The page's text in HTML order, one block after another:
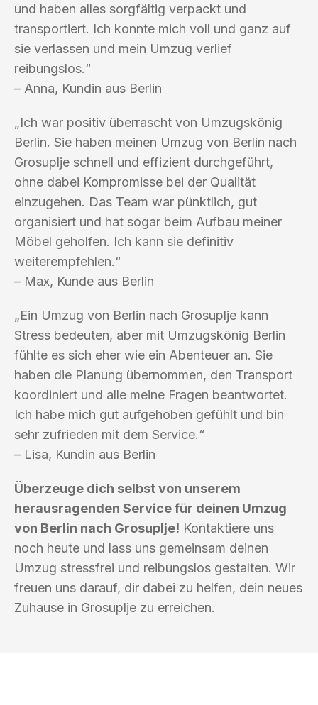
und haben alles sorgfältig verpackt und
transportiert. Ich konnte mich voll und ganz auf
sie verlassen und mein Umzug verlief
reibungslos.“
– Anna, Kundin aus Berlin
„Ich war positiv überrascht von Umzugskönig
Berlin. Sie haben meinen Umzug von Berlin nach
Grosuplje schnell und effizient durchgeführt,
ohne dabei Kompromisse bei der Qualität
einzugehen. Das Team war pünktlich, gut
organisiert und hat sogar beim Aufbau meiner
Möbel geholfen. Ich kann sie definitiv
weiterempfehlen.“
– Max, Kunde aus Berlin
„Ein Umzug von Berlin nach Grosuplje kann
Stress bedeuten, aber mit Umzugskönig Berlin
fühlte es sich eher wie ein Abenteuer an. Sie
haben die Planung übernommen, den Transport
koordiniert und alle meine Fragen beantwortet.
Ich habe mich gut aufgehoben gefühlt und bin
sehr zufrieden mit dem Service.“
– Lisa, Kundin aus Berlin
Überzeuge dich selbst von unserem
herausragenden Service für deinen Umzug
von Berlin nach Grosuplje! Kontaktiere uns
noch heute und lass uns gemeinsam deinen
Umzug stressfrei und reibungslos gestalten. Wir
freuen uns darauf, dir dabei zu helfen, dein neues
Zuhause in Grosuplje zu erreichen.